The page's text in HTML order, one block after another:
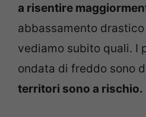
a risentire
abbassamento
vediamo subito quali. I
ondata di freddo sono
territori sono a rischio.